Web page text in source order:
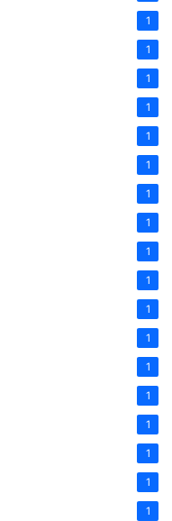
1
1
1
1
1
1
1
1
1
1
1
1
1
1
1
1
1
1